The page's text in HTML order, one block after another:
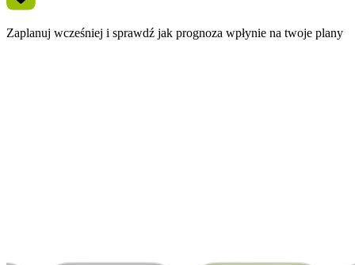
Zaplanuj wcześniej i sprawdź jak prognoza wpłynie na twoje plany